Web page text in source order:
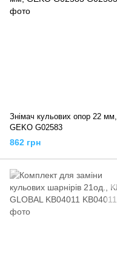
Знімач кульових опор 22 мм,
GEKO G02583
862 грн